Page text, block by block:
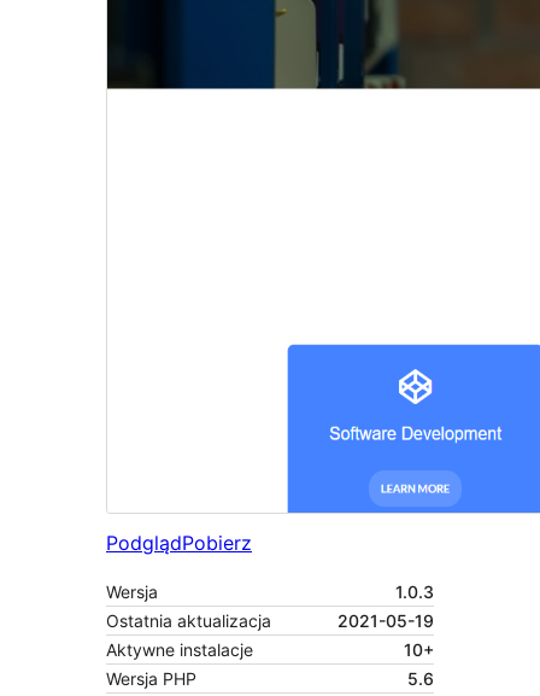
PodglądPobierz
Wersja
1.0.3
Ostatnia aktualizacja
2021-05-19
Aktywne instalacje
10+
Wersja PHP
5.6